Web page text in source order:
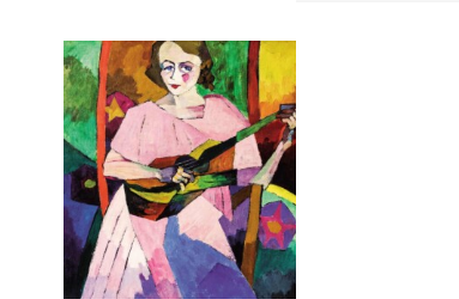
کامی پیسارو
ادوارد هاپر